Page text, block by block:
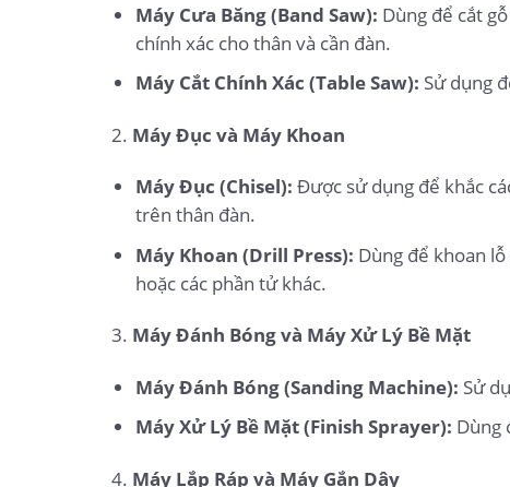
Máy Cưa Băng (Band Saw): Dùng để cắt
chính xác cho thân và cần đàn.
Máy Cắt Chính Xác (Table Saw): Sử dụng
2. Máy Đục và Máy Khoan
Máy Đục (Chisel): Được sử dụng để khắc
trên thân đàn.
Máy Khoan (Drill Press): Dùng để khoan
hoặc các phần tử khác.
3. Máy Đánh Bóng và Máy Xử Lý Bề Mặt
Máy Đánh Bóng (Sanding Machine): Sử
Máy Xử Lý Bề Mặt (Finish Sprayer): Dùng
4. Máy Lắp Ráp và Máy Gắn Dây